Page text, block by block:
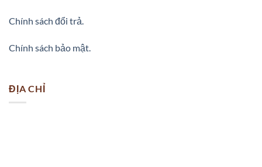
Chính sách đổi trả.
Chính sách bảo mật.
ĐỊA CHỈ